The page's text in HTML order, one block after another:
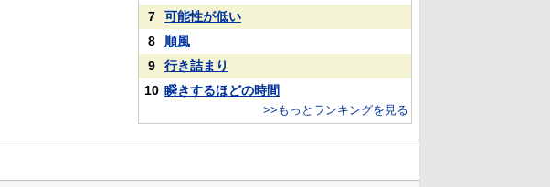
7
可能性が低い
8
順風
9
行き詰まり
10 瞬きするほどの時間
>>もっとランキングを見る